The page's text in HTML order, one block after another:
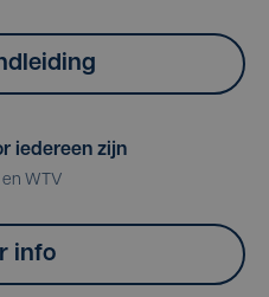
iedereen zijn
WTV
info